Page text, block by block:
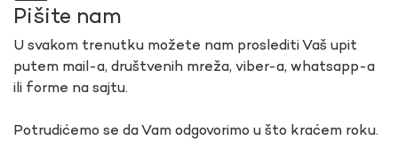
Pišite nam
U svakom trenutku možete nam proslediti Vaš upit
putem mail-a, društvenih mreža, viber-a, whatsapp-a
ili forme na sajtu.
Potrudićemo se da Vam odgovorimo u što kraćem roku.